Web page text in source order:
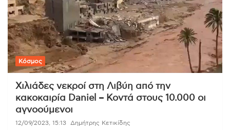
Κόσμος
Χιλιάδες νεκροί στη Λιβύη από την
κακοκαιρία Daniel – Κοντά στους 10.000 οι
αγνοούμενοι
12/09/2023, 15:13 Δημήτρης Κετικίδης